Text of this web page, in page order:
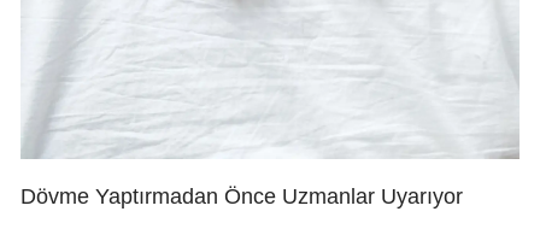
Dövme Yaptırmadan Önce Uzmanlar Uyarıyor